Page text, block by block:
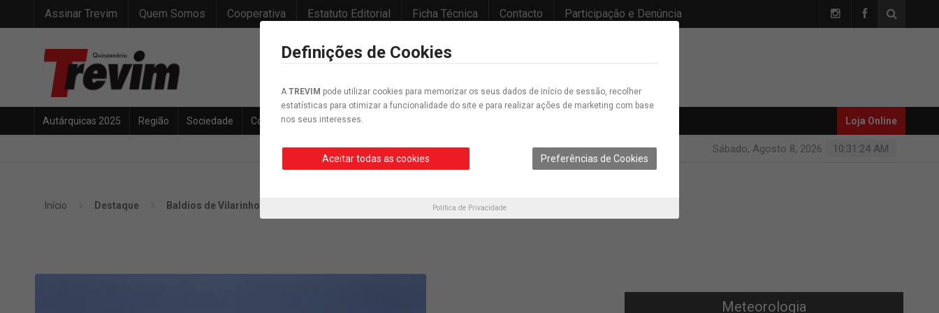
Assinar Trevim Quem Somos Cooperativa Estatuto Editorial Ficha Técnica Contacto Participação e Denúncia
Autárquicas 2025 Região Sociedade Concelho Desporto Loja Online
10:31:24 AM
Sábado, Agosto 8, 2026
Início Destaque Baldios de Vilarinho em tribunal
Meteorologia
Definições de Cookies
A TREVIM pode utilizar cookies para memorizar os seus dados de início de sessão, recolher
estatísticas para otimizar a funcionalidade do site e para realizar ações de marketing com base
nos seus interesses.
Aceitar todas as cookies Preferências de Cookies
Política de Privacidade